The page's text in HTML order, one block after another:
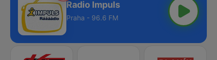
Radio Impuls
Praha - 96.6 FM